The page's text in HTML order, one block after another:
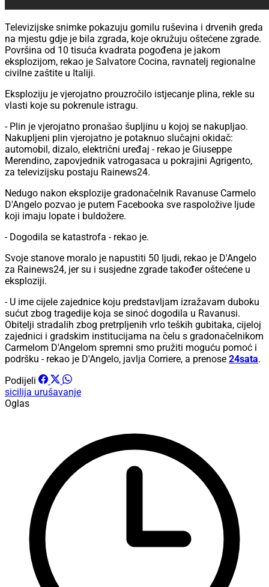
na mjestu gdje je bila zgrada, koje okružuju oštećene zgrade.
Površina od 10 tisuća kvadrata pogođena je jakom
eksplozijom, rekao je Salvatore Cocina, ravnatelj regionalne
civilne zaštite u Italiji.
Eksploziju je vjerojatno prouzročilo istjecanje plina, rekle su
vlasti koje su pokrenule istragu.
- Plin je vjerojatno pronašao šupljinu u kojoj se nakupljao.
Nakupljeni plin vjerojatno je potaknuo slučajni okidač:
automobil, dizalo, električni uređaj - rekao je Giuseppe
Merendino, zapovjednik vatrogasaca u pokrajini Agrigento,
za televizijsku postaju Rainews24.
Nedugo nakon eksplozije gradonačelnik Ravanuse Carmelo
D'Angelo pozvao je putem Facebooka sve raspoložive ljude
koji imaju lopate i buldožere.
- Dogodila se katastrofa - rekao je.
Svoje stanove moralo je napustiti 50 ljudi, rekao je D'Angelo
za Rainews24, jer su i susjedne zgrade također oštećene u
eksploziji.
- U ime cijele zajednice koju predstavljam izražavam duboku
sućut zbog tragedije koja se sinoć dogodila u Ravanusi.
Obitelji stradalih zbog pretrpljenih vrlo teških gubitaka, cijeloj
zajednici i gradskim institucijama na čelu s gradonačelnikom
Carmelom D'Angelom spremni smo pružiti moguću pomoć i
podršku - rekao je D'Angelo, javlja Corriere, a prenose24sata
Podijeli
sicilijaurušavanje
Oglas